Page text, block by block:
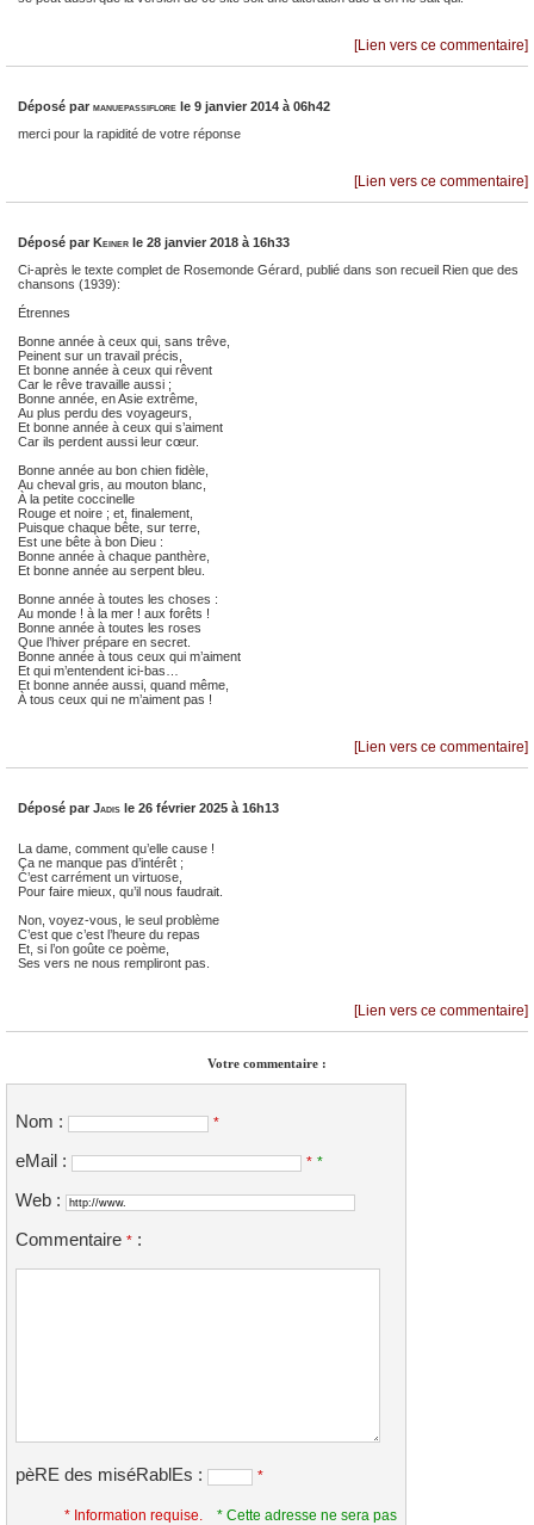
[Lien vers ce commentaire]
Déposé par manuepassiflore le 9 janvier 2014 à 06h42
merci pour la rapidité de votre réponse
[Lien vers ce commentaire]
Déposé par Keiner le 28 janvier 2018 à 16h33
Ci-après le texte complet de Rosemonde Gérard, publié dans son recueil Rien que des
chansons (1939):
Étrennes
Bonne année à ceux qui, sans trêve,
Peinent sur un travail précis,
Et bonne année à ceux qui rêvent
Car le rêve travaille aussi ;
Bonne année, en Asie extrême,
Au plus perdu des voyageurs,
Et bonne année à ceux qui s’aiment
Car ils perdent aussi leur cœur.
Bonne année au bon chien fidèle,
Au cheval gris, au mouton blanc,
À la petite coccinelle
Rouge et noire ; et, finalement,
Puisque chaque bête, sur terre,
Est une bête à bon Dieu :
Bonne année à chaque panthère,
Et bonne année au serpent bleu.
Bonne année à toutes les choses :
Au monde ! à la mer ! aux forêts !
Bonne année à toutes les roses
Que l’hiver prépare en secret.
Bonne année à tous ceux qui m’aiment
Et qui m’entendent ici-bas…
Et bonne année aussi, quand même,
À tous ceux qui ne m’aiment pas !
[Lien vers ce commentaire]
Déposé par Jadis le 26 février 2025 à 16h13
La dame, comment qu’elle cause !
Ça ne manque pas d’intérêt ;
C’est carrément un virtuose,
Pour faire mieux, qu’il nous faudrait.
Non, voyez-vous, le seul problème
C’est que c’est l’heure du repas
Et, si l’on goûte ce poème,
Ses vers ne nous rempliront pas.
[Lien vers ce commentaire]
Votre commentaire :
Nom : *
eMail : * *
Web :
Commentaire * :
pèRE des miséRablEs : *
* Information requise.
* Cette adresse ne sera pas